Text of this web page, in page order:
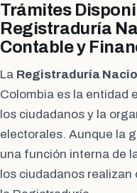
Trámites
Registraduría
Contable y
La Registraduría
Colombia es la entidad
los ciudadanos y la
electorales. Aunque la
una función interna de
los ciudadanos